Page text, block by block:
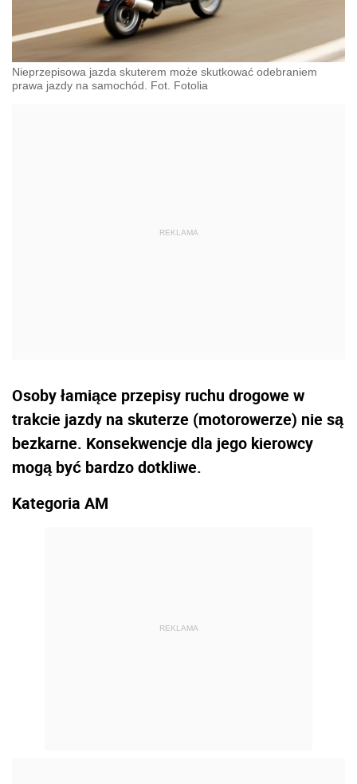
Nieprzepisowa jazda skuterem może skutkować odebraniem
prawa jazdy na samochód. Fot. Fotolia
Osoby łamiące przepisy ruchu drogowe w
trakcie jazdy na skuterze (motorowerze) nie są
bezkarne. Konsekwencje dla jego kierowcy
mogą być bardzo dotkliwe.
Kategoria AM
REKLAMA